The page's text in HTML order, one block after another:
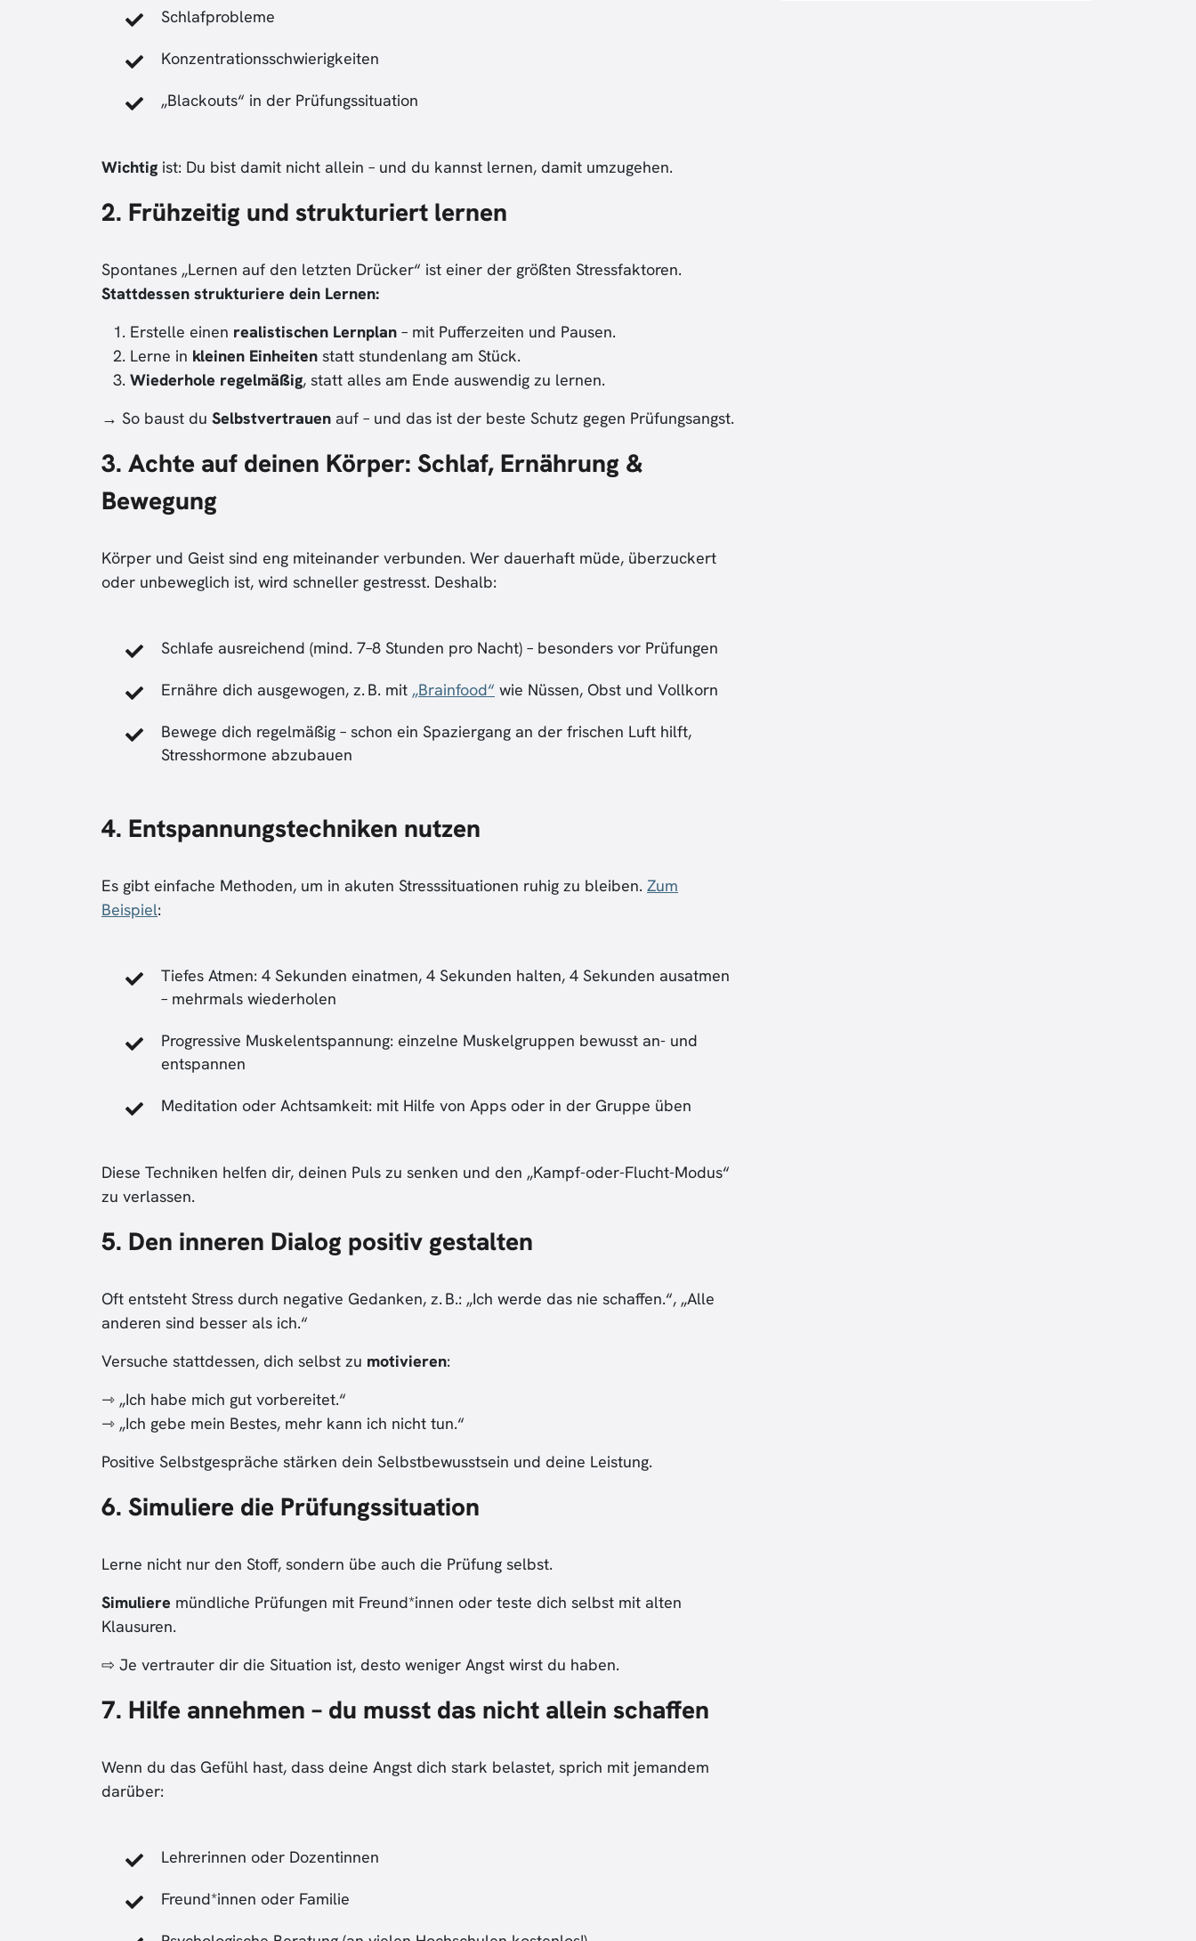
Schlafprobleme
Konzentrationsschwierigkeiten
„Blackouts“ in der Prüfungssituation
Wichtig ist: Du bist damit nicht allein – und du kannst lernen, damit umzugehen.
2. Frühzeitig und strukturiert lernen
Spontanes „Lernen auf den letzten Drücker“ ist einer der größten Stressfaktoren.
Stattdessen strukturiere dein Lernen:
Erstelle einen realistischen Lernplan – mit Pufferzeiten und Pausen.
Lerne in kleinen Einheiten statt stundenlang am Stück.
Wiederhole regelmäßig, statt alles am Ende auswendig zu lernen.
→ So baust du Selbstvertrauen auf – und das ist der beste Schutz gegen Prüfungsangst.
3. Achte auf deinen Körper: Schlaf, Ernährung &
Bewegung
Körper und Geist sind eng miteinander verbunden. Wer dauerhaft müde, überzuckert
oder unbeweglich ist, wird schneller gestresst. Deshalb:
Schlafe ausreichend (mind. 7–8 Stunden pro Nacht) – besonders vor Prüfungen
Ernähre dich ausgewogen, z. B. mit „Brainfood“ wie Nüssen, Obst und Vollkorn
Bewege dich regelmäßig – schon ein Spaziergang an der frischen Luft hilft,
Stresshormone abzubauen
4. Entspannungstechniken nutzen
Es gibt einfache Methoden, um in akuten Stresssituationen ruhig zu bleiben. Zum
Beispiel:
Tiefes Atmen: 4 Sekunden einatmen, 4 Sekunden halten, 4 Sekunden ausatmen
– mehrmals wiederholen
Progressive Muskelentspannung: einzelne Muskelgruppen bewusst an- und
entspannen
Meditation oder Achtsamkeit: mit Hilfe von Apps oder in der Gruppe üben
Diese Techniken helfen dir, deinen Puls zu senken und den „Kampf-oder-Flucht-Modus“
zu verlassen.
5. Den inneren Dialog positiv gestalten
Oft entsteht Stress durch negative Gedanken, z. B.: „Ich werde das nie schaffen.“, „Alle
anderen sind besser als ich.“
Versuche stattdessen, dich selbst zu motivieren:
⇾ „Ich habe mich gut vorbereitet.“
⇾ „Ich gebe mein Bestes, mehr kann ich nicht tun.“
Positive Selbstgespräche stärken dein Selbstbewusstsein und deine Leistung.
6. Simuliere die Prüfungssituation
Lerne nicht nur den Stoff, sondern übe auch die Prüfung selbst.
Simuliere mündliche Prüfungen mit Freund*innen oder teste dich selbst mit alten
Klausuren.
⇨ Je vertrauter dir die Situation ist, desto weniger Angst wirst du haben.
7. Hilfe annehmen – du musst das nicht allein schaffen
Wenn du das Gefühl hast, dass deine Angst dich stark belastet, sprich mit jemandem
darüber:
Lehrerinnen oder Dozentinnen
Freund*innen oder Familie